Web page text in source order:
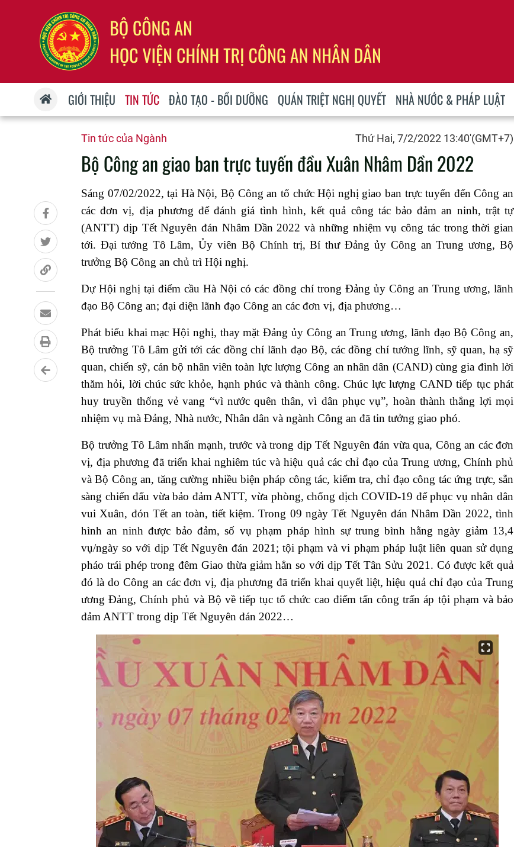
GIỚI THIỆU TIN TỨC ĐÀO TẠO - BỒI DƯỠNG QUÁN TRIỆT NGHỊ QUYẾT NHÀ NƯỚC & PHÁP LUẬT
Tin tức của Ngành Thứ Hai, 7/2/2022 13:40'(GMT+7)
Bộ Công an giao ban trực tuyến đầu Xuân Nhâm Dần 2022
Sáng 07/02/2022, tại Hà Nội, Bộ Công an tổ chức Hội nghị giao ban trực tuyến đến Công an
các đơn vị, địa phương để đánh giá tình hình, kết quả công tác bảo đảm an ninh, trật tự
(ANTT) dịp Tết Nguyên đán Nhâm Dần 2022 và những nhiệm vụ công tác trong thời gian
tới. Đại tướng Tô Lâm, Ủy viên Bộ Chính trị, Bí thư Đảng ủy Công an Trung ương, Bộ
trưởng Bộ Công an chủ trì Hội nghị.
Dự Hội nghị tại điểm cầu Hà Nội có các đồng chí trong Đảng ủy Công an Trung ương, lãnh
đạo Bộ Công an; đại diện lãnh đạo Công an các đơn vị, địa phương…
Phát biểu khai mạc Hội nghị, thay mặt Đảng ủy Công an Trung ương, lãnh đạo Bộ Công an,
Bộ trưởng Tô Lâm gửi tới các đồng chí lãnh đạo Bộ, các đồng chí tướng lĩnh, sỹ quan, hạ sỹ
quan, chiến sỹ, cán bộ nhân viên toàn lực lượng Công an nhân dân (CAND) cùng gia đình lời
thăm hỏi, lời chúc sức khỏe, hạnh phúc và thành công. Chúc lực lượng CAND tiếp tục phát
huy truyền thống vẻ vang “vì nước quên thân, vì dân phục vụ”, hoàn thành thắng lợi mọi
nhiệm vụ mà Đảng, Nhà nước, Nhân dân và ngành Công an đã tin tưởng giao phó.
Bộ trưởng Tô Lâm nhấn mạnh, trước và trong dịp Tết Nguyên đán vừa qua, Công an các đơn
vị, địa phương đã triển khai nghiêm túc và hiệu quả các chỉ đạo của Trung ương, Chính phủ
và Bộ Công an, tăng cường nhiều biện pháp công tác, kiểm tra, chỉ đạo công tác ứng trực, sẵn
sàng chiến đấu vừa bảo đảm ANTT, vừa phòng, chống dịch COVID-19 để phục vụ nhân dân
vui Xuân, đón Tết an toàn, tiết kiệm. Trong 09 ngày Tết Nguyên đán Nhâm Dần 2022, tình
hình an ninh được bảo đảm, số vụ phạm pháp hình sự trung bình hằng ngày giảm 13,4
vụ/ngày so với dịp Tết Nguyên đán 2021; tội phạm và vi phạm pháp luật liên quan sử dụng
pháo trái phép trong đêm Giao thừa giảm hẳn so với dịp Tết Tân Sửu 2021. Có được kết quả
đó là do Công an các đơn vị, địa phương đã triển khai quyết liệt, hiệu quả chỉ đạo của Trung
ương Đảng, Chính phủ và Bộ về tiếp tục tổ chức cao điểm tấn công trấn áp tội phạm và bảo
đảm ANTT trong dịp Tết Nguyên đán 2022…